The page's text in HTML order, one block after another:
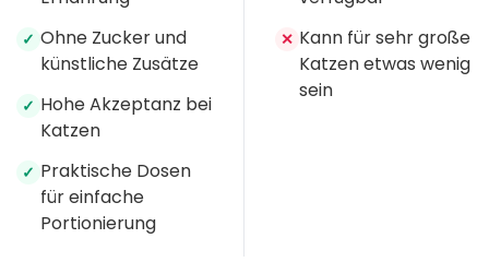
✓ Ohne Zucker und
künstliche Zusätze
✓ Hohe Akzeptanz bei
Katzen
✓ Praktische Dosen
für einfache
Portionierung
✕ Kann für sehr große
Katzen etwas wenig
sein